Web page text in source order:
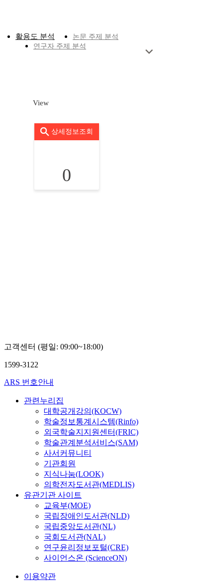
활용도 분석
논문 주제 분석
연구자 주제 분석
View
상세정보조회
0
고객센터 (평일: 09:00~18:00)
1599-3122
ARS 번호안내
관련누리집
대학공개강의(KOCW)
학술정보통계시스템(Rinfo)
외국학술지지원센터(FRIC)
학술관계분석서비스(SAM)
사서커뮤니티
기관회원
지식나눔(LOOK)
의학전자도서관(MEDLIS)
유관기관 사이트
교육부(MOE)
국립장애인도서관(NLD)
국립중앙도서관(NL)
국회도서관(NAL)
연구윤리정보포털(CRE)
사이언스온 (ScienceON)
이용약관